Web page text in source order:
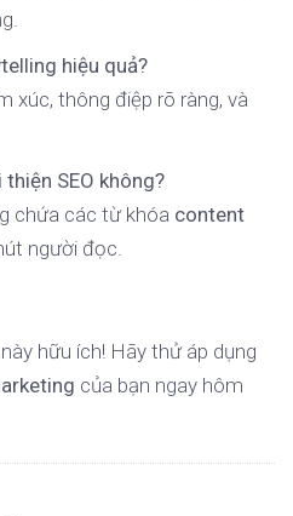
hiệu quả?
xúc, thông điệp rõ ràng, và
SEO không?
chứa các từ khóa content
người đọc.
hữu ích! Hãy thử áp dụng
của bạn ngay hôm